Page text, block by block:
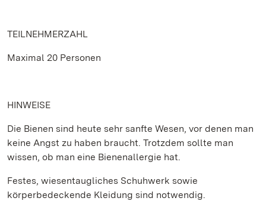
TEILNEHMERZAHL
Maximal 20 Personen
HINWEISE
Die Bienen sind heute sehr sanfte Wesen, vor denen man
keine Angst zu haben braucht. Trotzdem sollte man
wissen, ob man eine Bienenallergie hat.
Festes, wiesentaugliches Schuhwerk sowie
körperbedeckende Kleidung sind notwendig.